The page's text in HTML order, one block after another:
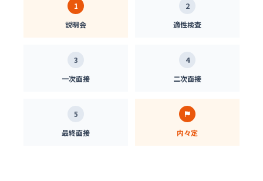
1
説明会
2
適性検査
3
一次面接
4
二次面接
5
最終面接
内々定